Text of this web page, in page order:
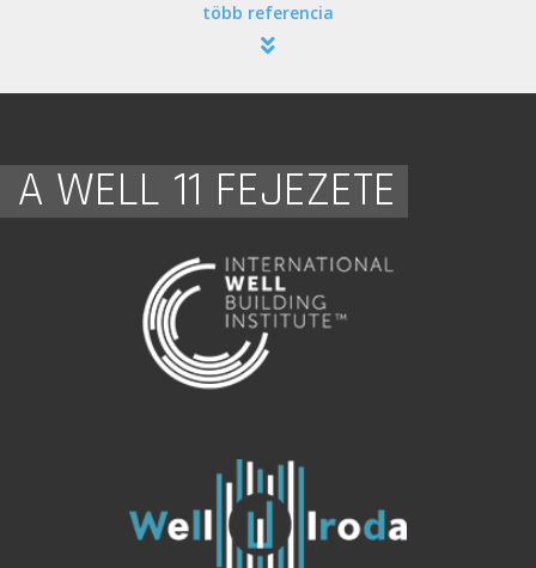
több referencia
A WELL 11 FEJEZETE